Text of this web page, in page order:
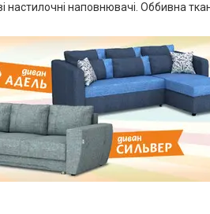
наповнювачі. Оббивна